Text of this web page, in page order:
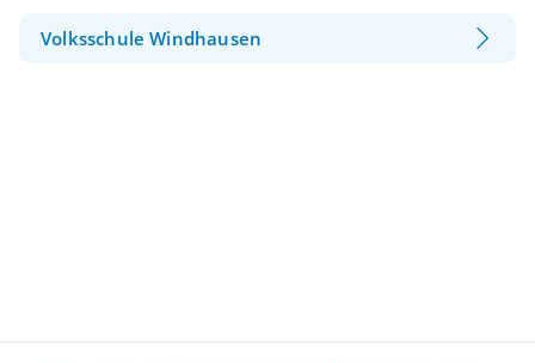
Volksschule Windhausen